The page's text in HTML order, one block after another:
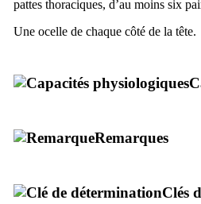
pattes thoraciques, d’au moins six
Une ocelle de chaque côté de la tête.
Remarques
Clés